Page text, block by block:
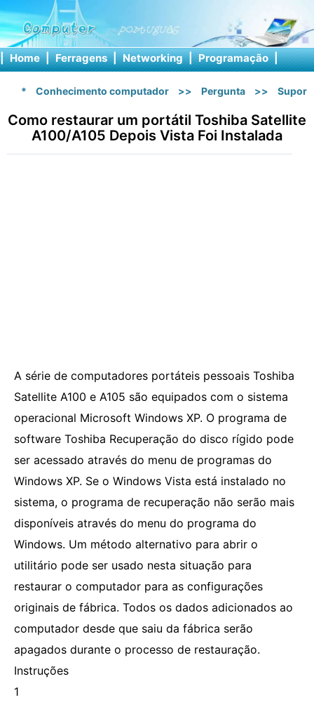
| Home | Ferragens | Networking | Programação |
* Conhecimento computador >> Pergunta >>
Como restaurar um portátil Toshiba Satellite
A100/A105 Depois Vista Foi Instalada
A série de computadores portáteis pessoais Toshiba
Satellite A100 e A105 são equipados com o sistema
operacional Microsoft Windows XP. O programa de
software Toshiba Recuperação do disco rígido pode
ser acessado através do menu de programas do
Windows XP. Se o Windows Vista está instalado no
sistema, o programa de recuperação não serão mais
disponíveis através do menu do programa do
Windows. Um método alternativo para abrir o
utilitário pode ser usado nesta situação para
restaurar o computador para as configurações
originais de fábrica. Todos os dados adicionados ao
computador desde que saiu da fábrica serão
apagados durante o processo de restauração.
Instruções
1